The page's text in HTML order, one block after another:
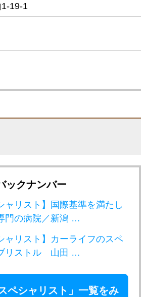
19-1
ックナンバー
ャリスト】国際基準を満たし
門の病院／新潟 …
ャリスト】カーライフのスペ
リストル 山田 …
ペシャリスト」一覧をみ